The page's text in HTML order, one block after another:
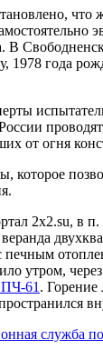
что
В
1978 года
проводят
от огня
которое
2х2.su, в
печным
утром,
61 . Горение
служба